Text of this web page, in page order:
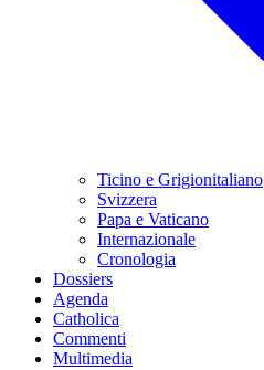
Ticino e Grigionitaliano
Svizzera
Papa e Vaticano
Internazionale
Cronologia
Dossiers
Agenda
Catholica
Commenti
Multimedia